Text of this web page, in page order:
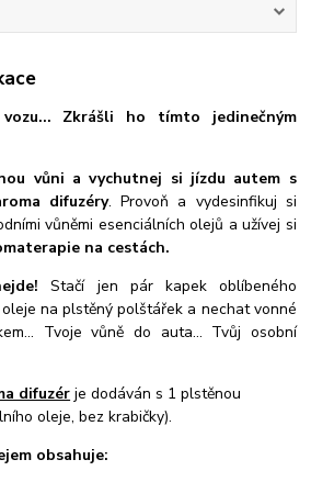
Zkrášli ho tímto jedinečným
vůni a vychutnej si jízdu autem s
difuzéry. Provoň a vydesinfikuj si
vůněmi esenciálních olejů a užívej si
na cestách.
Stačí jen pár kapek oblíbeného
na plstěný polštářek a nechat vonné
Tvoje vůně do auta... Tvůj osobní
difuzér je dodáván s 1 plstěnou
oleje, bez krabičky).
obsahuje: